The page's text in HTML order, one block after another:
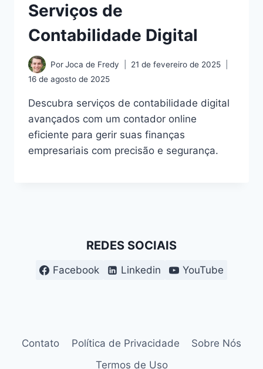
Serviços de
Contabilidade Digital
PorJoca de Fredy
21 de fevereiro de 2025
16 de agosto de 2025
Descubra serviços de contabilidade digital
avançados com um contador online
eficiente para gerir suas finanças
empresariais com precisão e segurança.
REDES SOCIAIS
Facebook Linkedin YouTube
Contato Política de Privacidade
Sobre Nós
Termos de Uso